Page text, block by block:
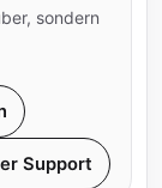
sondern
Support